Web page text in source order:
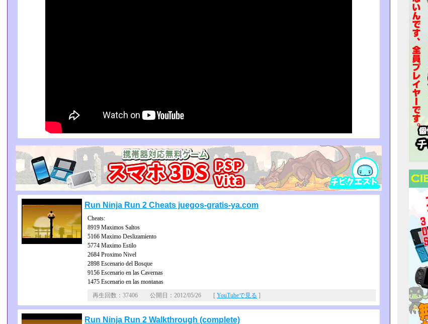
Run Ninja Run 2 Cheats juegos-gratis-ya.com
Cheats:
8919 Maximos Saltos
5166 Maximo Deslizamiento
5774 Maximo Estilo
2684 Proximo Nivel
2898 Escenario del Bosque
9156 Escenario en las Cavernas
1475 Escenario en las montanas
再生回数：37406 公開日：2012/05/26 [ YouTubeで見る ]
Run Ninja Run 2 Walkthrough (complete)